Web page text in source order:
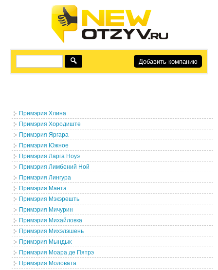
Добавить компанию
Примэрия Хлина
Примэрия Хородиште
Примэрия Яргара
Примэрия Южное
Примэрия Ларга Ноуэ
Примэрия Лимбений Ной
Примэрия Лингура
Примэрия Манта
Примэрия Мэкэрешть
Примэрия Мичурин
Примэрия Михайловка
Примэрия Михэлэшень
Примэрия Мындык
Примэрия Моара де Пятрэ
Примэрия Моловата